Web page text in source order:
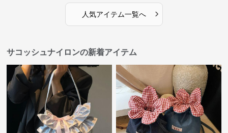
人気アイテム一覧へ ›
サコッシュナイロンの新着アイテム